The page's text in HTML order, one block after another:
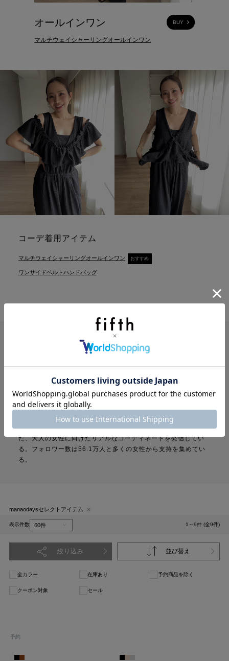
オールインワン BUY
マルチウェイシャーリングオールインワン
コーデ着用アイテム
マルチウェイシャーリングオールインワン おすすめ
ワンサイドベルトハンドバッグ
身長165cm、39歳。1児の母。プチプラから上質なアイテムま
で幅広く取り入れ、ファッションを自由に楽しむスタイルを提
案。シンプルをベースに、トレンドや抜け感を程よく取り入れ
た、大人の女性に向けたリアルなコーディネートを発信してい
る。フォロワー数は56.1万人と多くの女性から支持を集めてい
る。
manaodaysセレクトアイテム
表示件数 1～9件 (全9件)
絞り込み 並び替え
全カラー 在庫あり 予約商品を除く
クーポン対象 セール
予約